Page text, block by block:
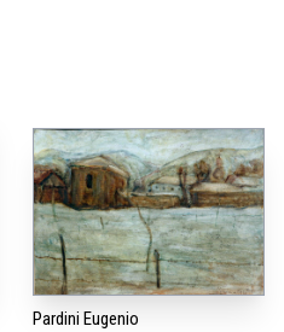
Pardini Eugenio